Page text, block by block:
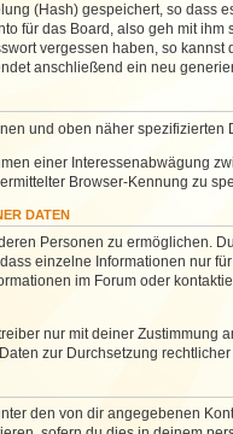
(Hash) gespeichert, so
für das Board, also geh mit
vergessen haben, so
anschließend ein neu
und oben näher
einer Interessenabwägung
Browser-Kennung zu
DATEN
Personen zu ermöglichen.
einzelne Informationen nur
im Forum oder
nur mit deiner Zustimmung
zur Durchsetzung
den von dir angegebenen